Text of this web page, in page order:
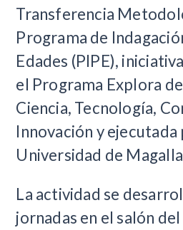
Transferencia
Programa de
Edades (PIPE),
el Programa Explora
Ciencia, Tecnología,
Innovación y ejecutada
Universidad de
La actividad se
jornadas en el salón